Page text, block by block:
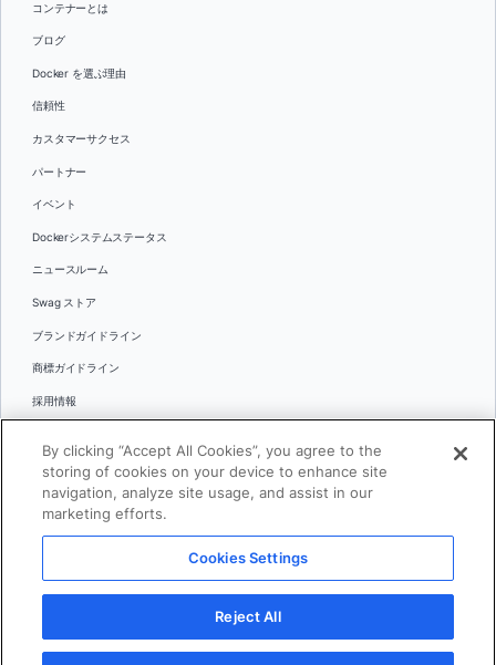
コンテナーとは
ブログ
Docker を選ぶ理由
信頼性
カスタマーサクセス
パートナー
イベント
Dockerシステムステータス
ニュースルーム
Swag ストア
ブランドガイドライン
商標ガイドライン
採用情報
言語
日本語
© 2026 Docker Inc.全著作権所有
利用規約(英語)
プライバシー
Cookies Settings
By clicking “Accept All Cookies”, you agree to the
storing of cookies on your device to enhance site
navigation, analyze site usage, and assist in our
marketing efforts.
Cookies Settings
Reject All